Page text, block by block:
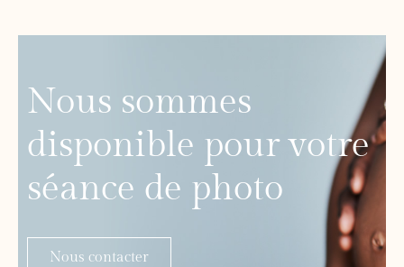
Nous sommes
disponible pour votre
séance de photo
Nous contacter